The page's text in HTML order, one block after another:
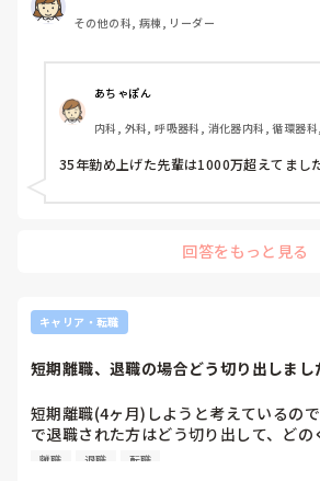
その他の科, 病棟, リーダー
あちゃぽん
内科, 外科, 呼吸器科, 消化器内科, 循環器
合診療科, 救急科, 超急性期, ICU, CCU,
ス, 外来, 神経内科, 脳神経外科, NICU, 消化
35年勤め上げた先輩は1000万超えてました
回答をもっと見る
キャリア・転職
短期離職、退職の場合どう切り出しまし
短期離職(4ヶ月)しようと考えているの
で退職された方はどう切り出して、ど
ましたか？また辞めるまでの1ヶ月どの
離職 退職 転職